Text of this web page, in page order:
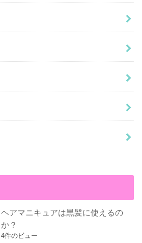
ヘアマニキュアは黒髪に使えるの
か？
4件のビュー